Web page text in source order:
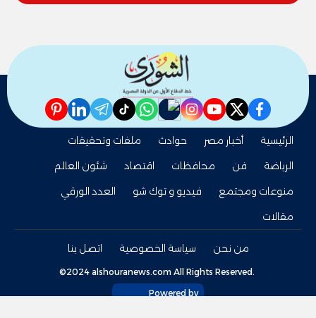
facebook
twitter
youtube
instagram
nabd
whatsapp
tiktok
telegram
linkedin
pinterest
الرئيسية أخبار مصر حوادث
ملفات وتحقيقات
الرياضة
فن محافظات اقتصاد
شئون العالم
منوعات ومجتمع
فيديو و توك شو
العدد الورقي
مقالات
من نحن سياسة الخصوصية اتصل بنا
©2024 alshouranews.com All Rights Reserved.
Powered by